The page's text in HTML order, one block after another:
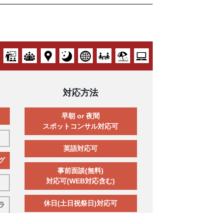
対応方法
早朝 or 夜間
スポットコンサル対応可
英語対応可
事前面談(無料)
対応可(WEB対応含む)
休日(土日祝祭日)対応可